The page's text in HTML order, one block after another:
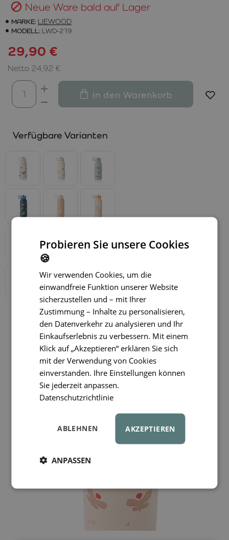
Neue Ware bald auf Lager
MARKE: LIEWOOD
MODELL: LWD-219
29,90 €
Netto 24,92 €
In den Warenkorb
Verfügbare Varianten
Probieren Sie unsere Cookies
🍪
Wir verwenden Cookies, um die
einwandfreie Funktion unserer Website
sicherzustellen und – mit Ihrer
Zustimmung – Inhalte zu personalisieren,
den Datenverkehr zu analysieren und Ihr
Einkaufserlebnis zu verbessern. Mit einem
Klick auf „Akzeptieren“ erklären Sie sich
mit der Verwendung von Cookies
einverstanden. Ihre Einstellungen können
Sie jederzeit anpassen.
Datenschutzrichtlinie
AKZEPTIEREN
ABLEHNEN
ANPASSEN